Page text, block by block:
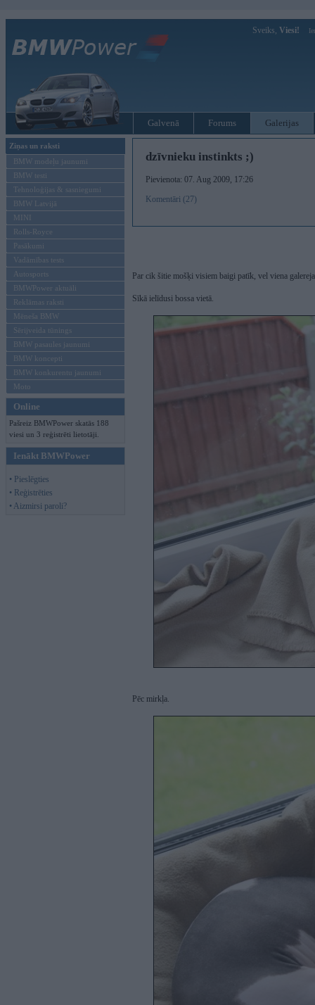
Sveiks, Viesi!
Galvenā Forums Galerijas
Ziņas un raksti
BMW modeļu jaunumi
BMW testi
Tehnoloģijas & sasniegumi
BMW Latvijā
MINI
Rolls-Royce
Pasākumi
Vadāmības tests
Autosports
BMWPower aktuāli
Reklāmas raksti
Mēneša BMW
Sērijveida tūnings
BMW pasaules jaunumi
BMW koncepti
BMW konkurentu jaunumi
Moto
Online
Pašreiz BMWPower skatās 188
viesi un 3 reģistrēti lietotāji.
Ienākt BMWPower
• Pieslēgties
• Reģistrēties
• Aizmirsi paroli?
dzīvnieku instinkts ;)
Pievienota: 07. Aug 2009, 17:26
Komentāri (27)
Par cik šitie mošķi visiem baigi patīk, vel viena
Sīkā ielīdusi bossa vietā.
Pēc mirkļa.